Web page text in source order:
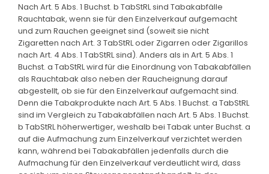
Nach Art. 5 Abs. 1 Buchst. b TabStRL sind Tabakabfälle
Rauchtabak, wenn sie für den Einzelverkauf aufgemacht
und zum Rauchen geeignet sind (soweit sie nicht
Zigaretten nach Art. 3 TabStRL oder Zigarren oder Zigarillos
nach Art. 4 Abs. 1 TabStRL sind). Anders als in Art. 5 Abs. 1
Buchst. a TabStRL wird für die Einordnung von Tabakabfällen
als Rauchtabak also neben der Raucheignung darauf
abgestellt, ob sie für den Einzelverkauf aufgemacht sind.
Denn die Tabakprodukte nach Art. 5 Abs. 1 Buchst. a TabStRL
sind im Vergleich zu Tabakabfällen nach Art. 5 Abs. 1 Buchst.
b TabStRL höherwertiger, weshalb bei Tabak unter Buchst. a
auf die Aufmachung zum Einzelverkauf verzichtet werden
kann, während bei Tabakabfällen jedenfalls durch die
Aufmachung für den Einzelverkauf verdeutlicht wird, dass